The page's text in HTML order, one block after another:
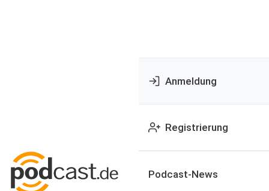
Anmeldung
Registrierung
Podcast-News